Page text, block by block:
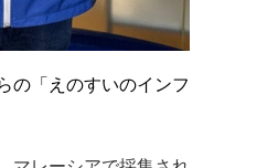
の「 えのすいのインフ